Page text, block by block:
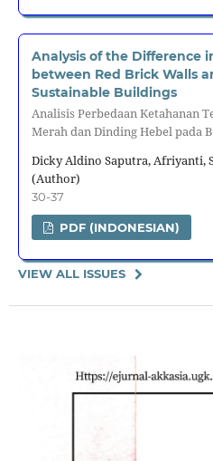
Analysis of the Difference
between Red Brick Walls
Sustainable Buildings
Analisis Perbedaan Ketahanan
Merah dan Dinding Hebel pada
Dicky Aldino Saputra, Afriyanti,
(Author)
30-37
PDF (INDONESIAN)
VIEW ALL ISSUES